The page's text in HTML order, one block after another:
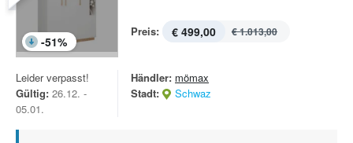
-51%
Preis: € 499,00 € 1.013,00
Leider verpasst!
Gültig: 26.12. -
05.01.
Händler: mömax
Stadt:
Schwaz